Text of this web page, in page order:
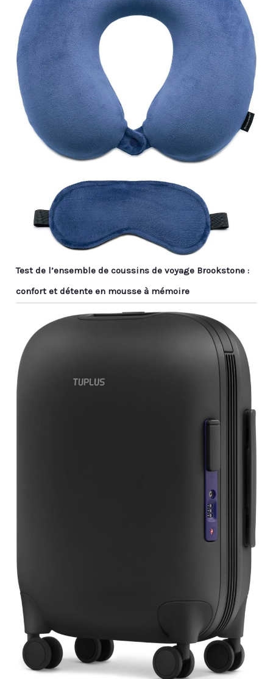
Test de l’ensemble de coussins de voyage Brookstone :
confort et détente en mousse à mémoire